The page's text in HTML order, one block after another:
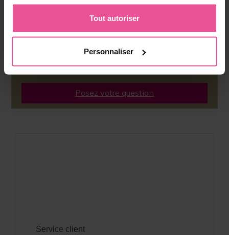
Tout autoriser
Personnaliser
disposition pour vous aider
Tél :+31 (0)40 304 13 00(NL)
(Lun - Ven, 8h30 - 17h00)
info@lipoelastic.nl
Posez votre question
Service client